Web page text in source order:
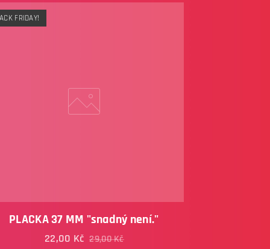
PLACKA 37 MM "snadný není."
FRIDAY!
22,00 Kč 29,00Kč